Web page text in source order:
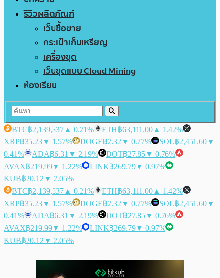
รีวิวผลิตภัณฑ์
เว็บซื้อขาย
กระเป๋าเก็บเหรียญ
เครื่องขุด
เว็บขุดแบบ Cloud Mining
ห้องเรียน
BTC฿2,139,337 ▲ 0.21% ETH฿63,111.00 ▲ 1.42%
XRP฿35.23▼ 1.57% DOGE฿2.32 ▼ 0.77% SOL฿2,451.60▼
0.41%
ADA฿6.31 ▼ 2.19% DOT฿27.85▼ 0.76%
AVAX฿219.99▼ 1.22% LINK฿269.79▼ 0.97%
KUB฿20.12 ▼ 2.05%
BTC฿2,139,337 ▲ 0.21% ETH฿63,111.00 ▲ 1.42%
XRP฿35.23▼ 1.57% DOGE฿2.32 ▼ 0.77% SOL฿2,451.60▼
0.41%
ADA฿6.31 ▼ 2.19% DOT฿27.85▼ 0.76%
AVAX฿219.99▼ 1.22% LINK฿269.79▼ 0.97%
KUB฿20.12 ▼ 2.05%